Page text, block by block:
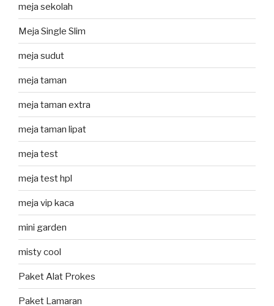
meja sekolah
Meja Single Slim
meja sudut
meja taman
meja taman extra
meja taman lipat
meja test
meja test hpl
meja vip kaca
mini garden
misty cool
Paket Alat Prokes
Paket Lamaran